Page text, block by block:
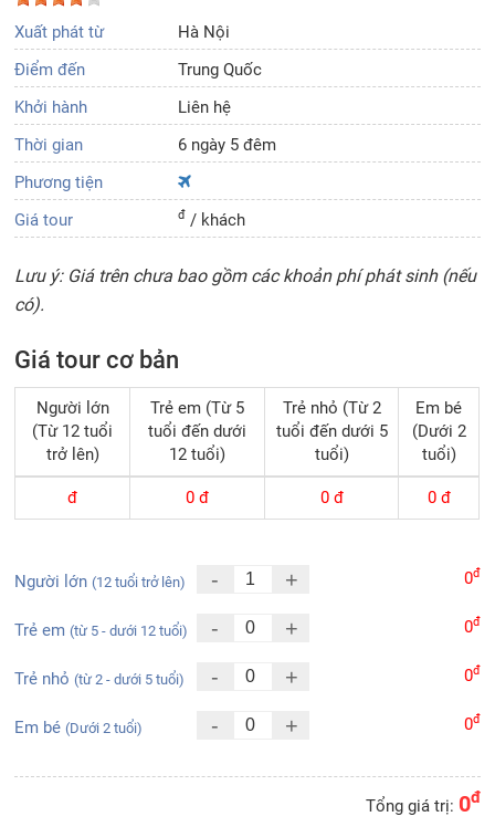
Xuất phát từ
Hà Nội
Điểm đến
Trung Quốc
Khởi hành
Liên hệ
Thời gian
6 ngày 5 đêm
Phương tiện
Giá tour
đ / khách
Lưu ý: Giá trên chưa bao gồm các khoản phí phát sinh (nếu
có).
Giá tour cơ bản
Người lớn
(Từ 12 tuổi
trở lên)
Trẻ em (Từ 5
tuổi đến dưới
12 tuổi)
Trẻ nhỏ (Từ 2
tuổi đến dưới 5
tuổi)
Em bé
(Dưới 2
tuổi)
đ 0 đ 0đ 0đ
Người lớn(12 tuổi trở lên) - + 0đ
Trẻ em(từ 5 - dưới 12 tuổi) - + 0đ
Trẻ nhỏ(từ 2 - dưới 5 tuổi) - + 0đ
Em bé(Dưới 2 tuổi) - + 0đ
Tổng giá trị: 0đ